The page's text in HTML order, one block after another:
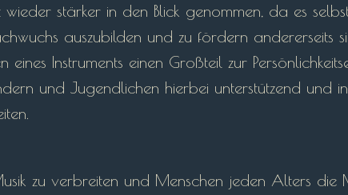
stärker in den Blick genommen, da es
auszubilden und zu fördern andererseits
Instruments einen Großteil zur
und Jugendlichen hierbei unterstützend und
zu verbreiten und Menschen jeden Alters die